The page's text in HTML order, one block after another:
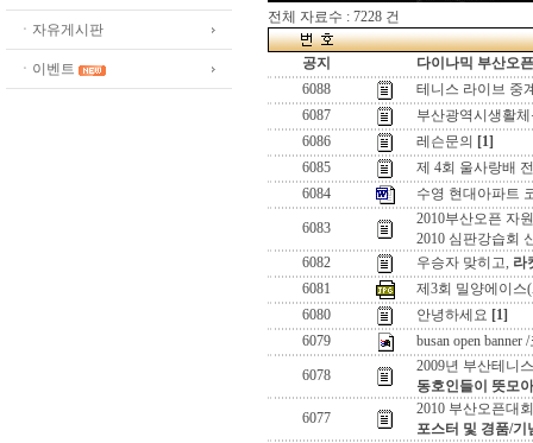
ㆍ자유게시판
ㆍ이벤트
전체 자료수 : 7228 건
공지
다이나믹 부산오
6088
테니스 라이브 중
6087
부산광역시생활
6086
레슨문의 [1]
6085
제 4회 울사랑배
6084
수영 현대아파트
6083
2010부산오픈 자
2010 심판강습회
6082
우승자 맞히고, 라
6081
제3회 밀양에이스
6080
안녕하세요 [1]
6079
busan open
6078
2009년 부산테니
동호인들이 뜻모
6077
2010 부산오픈대회
포스터 및 경품/기